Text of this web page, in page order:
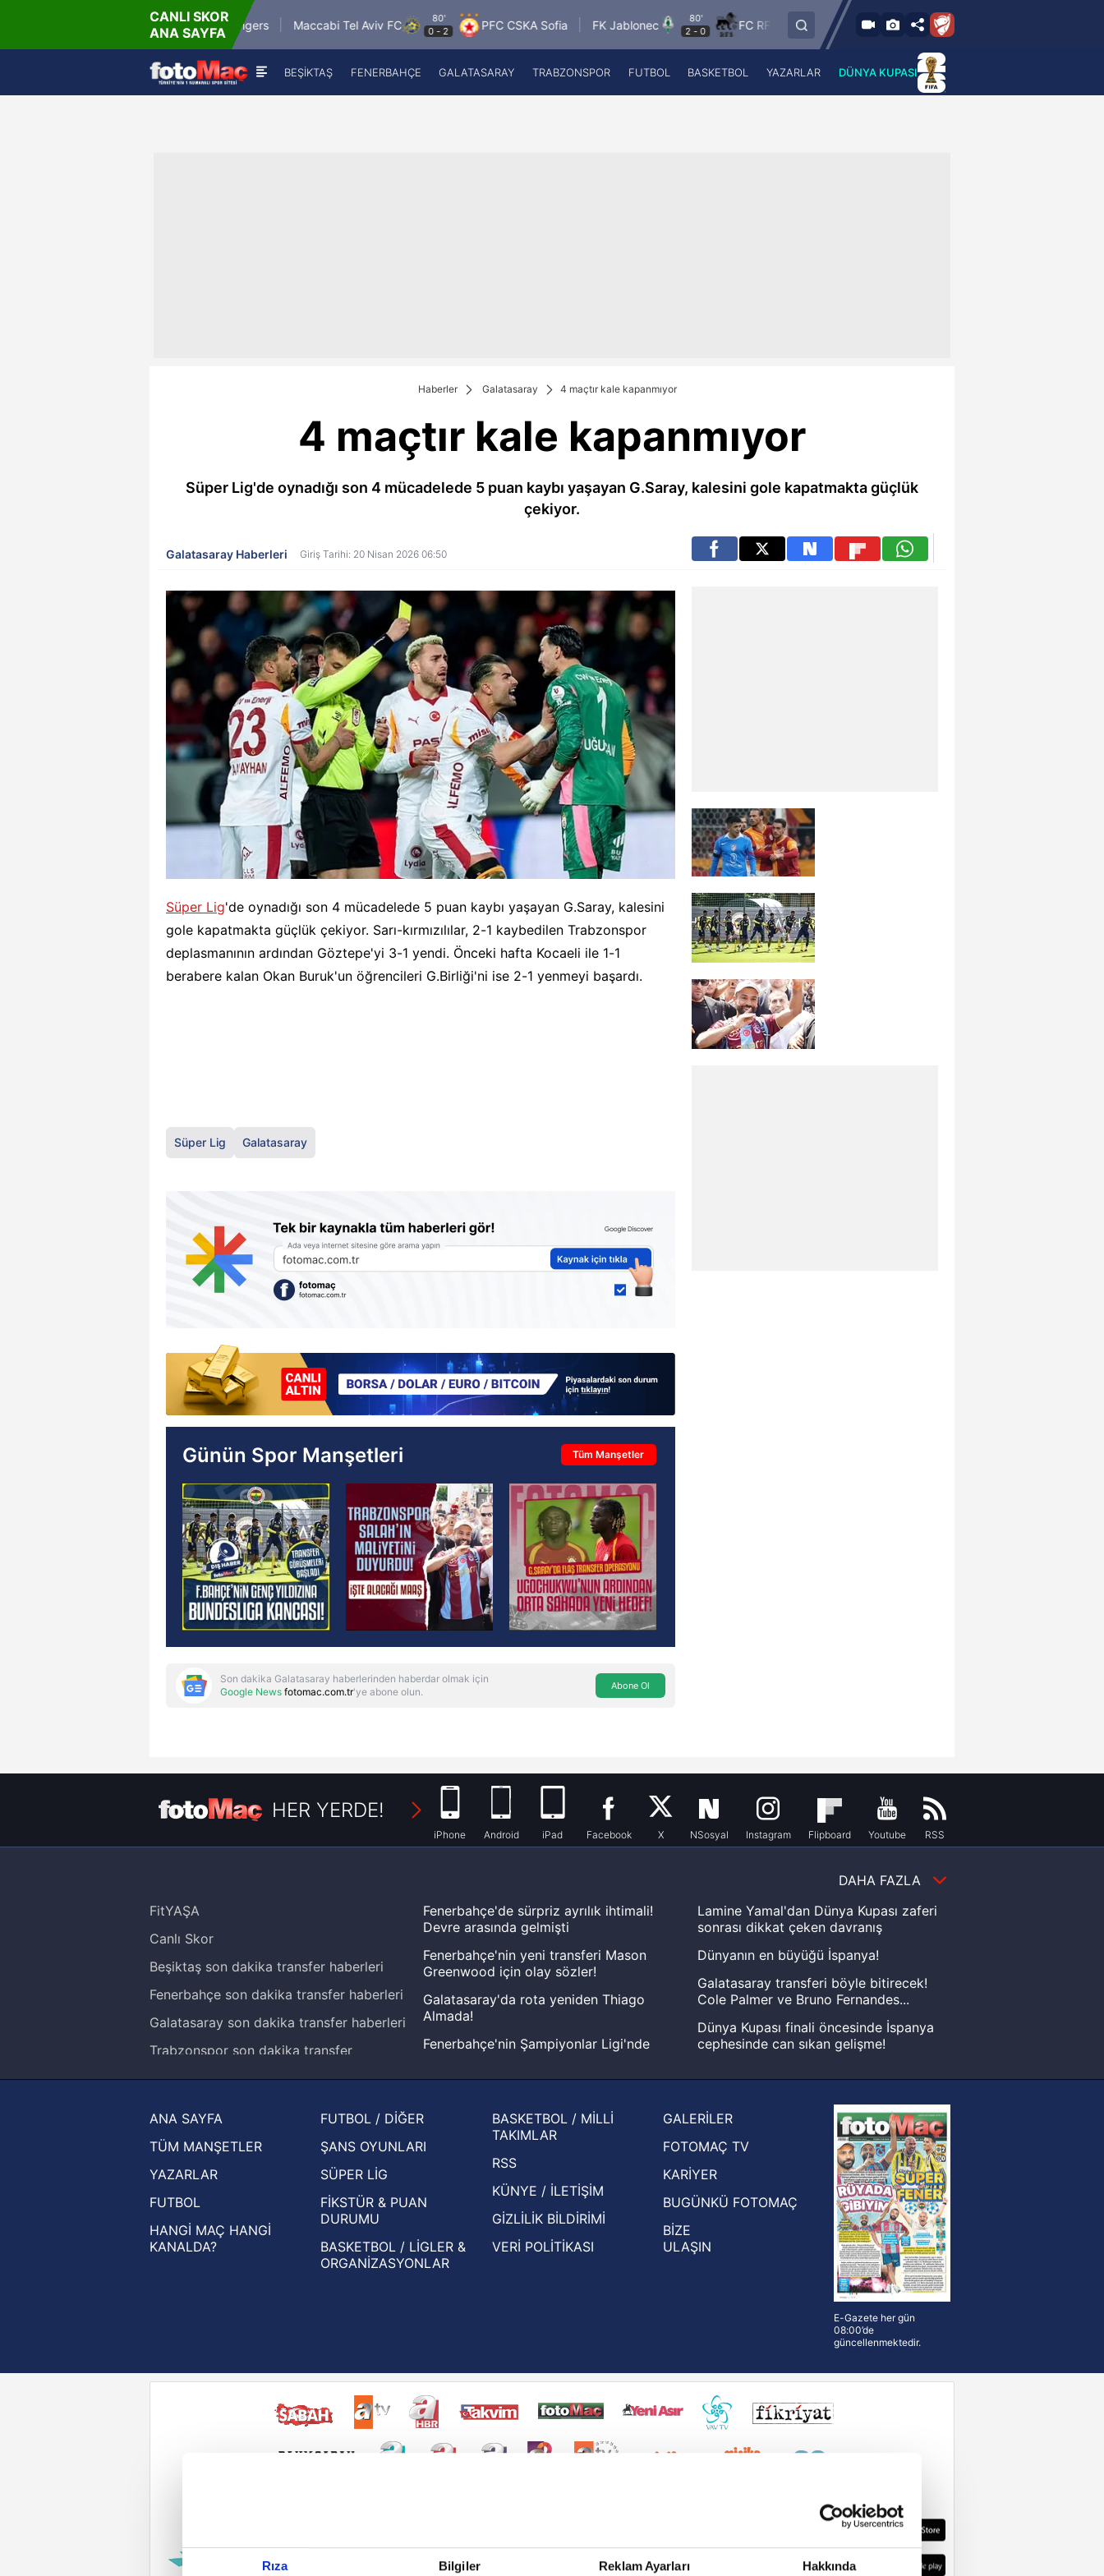
Rıza Bilgiler Reklam Ayarları Hakkında
Reddet
CANLI SKOR
ANA SAYFA
Glasgow Rangers Maccabi Tel Aviv FC
80'
0 -2 PFC CSKA Sofia FK Jablonec
2-0 FC RFS Paide Linnameeskond 1
A Haber Radyo
BEŞİKTAŞ FENERBAHÇE GALATASARAY TRABZONSPOR FUTBOL BASKETBOL YAZARLAR DÜNYA KUPASI
Haberler Galatasaray 4 maçtır kale kapanmıyor
4 maçtır kale kapanmıyor
Süper Lig'de oynadığı son 4 mücadelede 5 puan kaybı yaşayan G.Saray, kalesini gole kapatmakta güçlük
çekiyor.
Galatasaray Haberleri Giriş Tarihi: 20 Nisan 2026 06:50
Süper Lig'de oynadığı son 4 mücadelede 5 puan kaybı yaşayan G.Saray, kalesini
gole kapatmakta güçlük çekiyor. Sarı-kırmızılılar, 2-1 kaybedilen Trabzonspor
deplasmanının ardından Göztepe'yi 3-1 yendi. Önceki hafta Kocaeli ile 1-1
berabere kalan Okan Buruk'un öğrencileri G.Birliği'ni ise 2-1 yenmeyi başardı.
Süper Lig Galatasaray
Günün Spor Manşetleri Tüm Manşetler
Son dakika Galatasaray haberlerinden haberdar olmak için
Google News fotomac.com.tr'ye abone olun. Abone Ol
HER YERDE!
iPhone Android iPad Facebook X NSosyal Instagram Flipboard Youtube RSS
DAHA FAZLA
FitYAŞA
Canlı Skor
Beşiktaş son dakika transfer haberleri
Fenerbahçe son dakika transfer haberleri
Galatasaray son dakika transfer haberleri
Trabzonspor son dakika transfer
Ziraat Türkiye Kupası haberleri
UEFA Şampiyonlar Ligi haberleri
UEFA Avrupa Ligi haberleri
UEFA Konferans Ligi haberleri
Fenerbahçe'de sürpriz ayrılık ihtimali!
Devre arasında gelmişti
Fenerbahçe'nin yeni transferi Mason
Greenwood için olay sözler!
Galatasaray'da rota yeniden Thiago
Almada!
Fenerbahçe'nin Şampiyonlar Ligi'nde
Zabrze'yi elerlerse...
basından gündem olan manşetler!
Beşiktaş'ın UEFA Avrupa Ligi'nde 3. Ön
Eleme Turu muhtemel rakipleri belli oldu!
Lamine Yamal'dan Dünya Kupası zaferi
sonrası dikkat çeken davranış
Dünyanın en büyüğü İspanya!
Galatasaray transferi böyle bitirecek!
Cole Palmer ve Bruno Fernandes...
Dünya Kupası finali öncesinde İspanya
cephesinde can sıkan gelişme!
Hernan Crespo, Meksika Ligi
ekiplerinden Atlas'ın yeni teknik direktörü
oldu
ANA SAYFA
TÜM MANŞETLER
YAZARLAR
FUTBOL
HANGİ MAÇ HANGİ
KANALDA?
FUTBOL / DİĞER
ŞANS OYUNLARI
SÜPER LİG
FİKSTÜR & PUAN
DURUMU
BASKETBOL / LİGLER &
ORGANİZASYONLAR
BASKETBOL / MİLLİ
TAKIMLAR
RSS
KÜNYE / İLETİŞİM
GİZLİLİK BİLDİRİMİ
VERİ POLİTİKASI
GALERİLER
FOTOMAÇ TV
KARİYER
BUGÜNKÜ FOTOMAÇ
BİZE
ULAŞIN
E-Gazete her gün
08:00’de
güncellenmektedir.